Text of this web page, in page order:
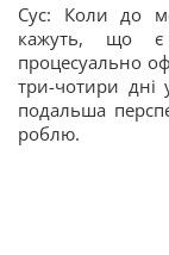
Сус: Коли до
кажуть, що
процесуально
три-чотири дні
подальша
роблю.